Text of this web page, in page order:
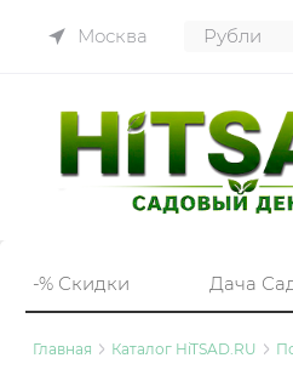
Москва
-% Скидки Дача
Главная Каталог HiTSAD.RU